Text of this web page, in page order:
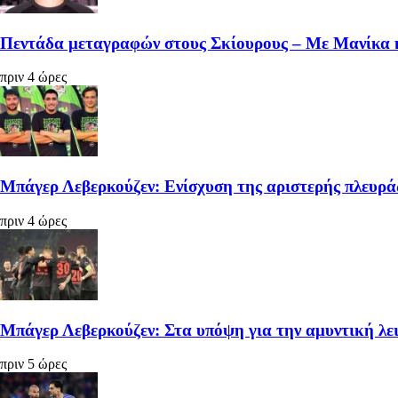
Πεντάδα μεταγραφών στους Σκίουρους – Με Μανίκα
πριν 4 ώρες
Μπάγερ Λεβερκούζεν: Ενίσχυση της αριστερής
πριν 4 ώρες
Μπάγερ Λεβερκούζεν: Στα υπόψη για την αμυντική
πριν 5 ώρες